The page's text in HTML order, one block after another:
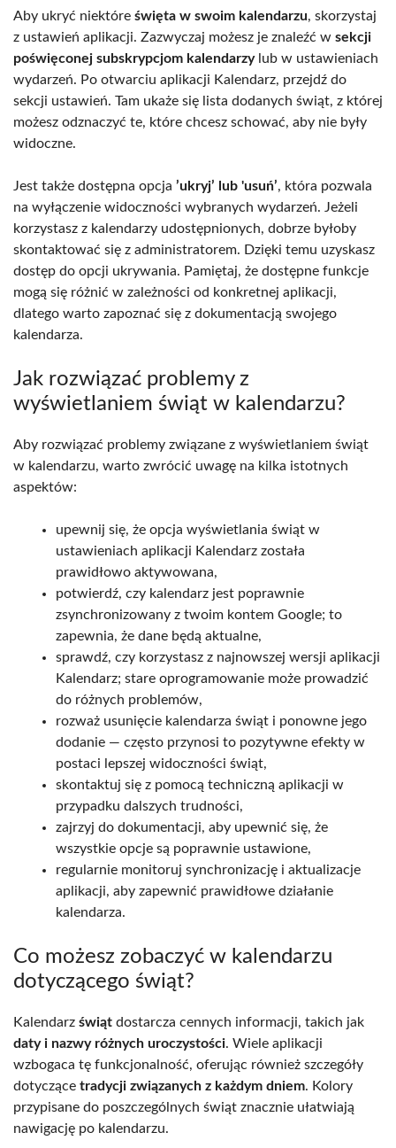
Aby ukryć niektóre święta w swoim kalendarzu, skorzystaj
z ustawień aplikacji. Zazwyczaj możesz je znaleźć w sekcji
poświęconej subskrypcjom kalendarzylub w ustawieniach
wydarzeń. Po otwarciu aplikacji Kalendarz, przejdź do
sekcji ustawień. Tam ukaże się lista dodanych świąt, z której
możesz odznaczyć te, które chcesz schować, aby nie były
widoczne.
Jest także dostępna opcja ’ukryj’ lub 'usuń’, która pozwala
na wyłączenie widoczności wybranych wydarzeń. Jeżeli
korzystasz z kalendarzy udostępnionych, dobrze byłoby
skontaktować się z administratorem. Dzięki temu uzyskasz
dostęp do opcji ukrywania. Pamiętaj, że dostępne funkcje
mogą się różnić w zależności od konkretnej aplikacji,
dlatego warto zapoznać się z dokumentacją swojego
kalendarza.
Jak rozwiązać problemy z
wyświetlaniem świąt w kalendarzu?
Aby rozwiązać problemy związane z wyświetlaniem świąt
w kalendarzu, warto zwrócić uwagę na kilka istotnych
aspektów:
upewnij się, że opcja wyświetlania świąt w
ustawieniach aplikacji Kalendarz została
prawidłowo aktywowana,
potwierdź, czy kalendarz jest poprawnie
zsynchronizowany z twoim kontem Google; to
zapewnia, że dane będą aktualne,
sprawdź, czy korzystasz z najnowszej wersji aplikacji
Kalendarz; stare oprogramowanie może prowadzić
do różnych problemów,
rozważ usunięcie kalendarza świąt i ponowne jego
dodanie — często przynosi to pozytywne efekty w
postaci lepszej widoczności świąt,
skontaktuj się z pomocą techniczną aplikacji w
przypadku dalszych trudności,
zajrzyj do dokumentacji, aby upewnić się, że
wszystkie opcje są poprawnie ustawione,
regularnie monitoruj synchronizację i aktualizacje
aplikacji, aby zapewnić prawidłowe działanie
kalendarza.
Co możesz zobaczyć w kalendarzu
dotyczącego świąt?
Kalendarz świąt dostarcza cennych informacji, takich jak
daty i nazwy różnych uroczystości. Wiele aplikacji
wzbogaca tę funkcjonalność, oferując również szczegóły
dotyczące tradycji związanych z każdym dniem. Kolory
przypisane do poszczególnych świąt znacznie ułatwiają
nawigację po kalendarzu.